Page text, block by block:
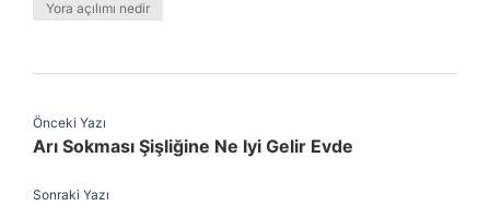
Yora açılımı nedir
Önceki Yazı
Arı Sokması Şişliğine Ne Iyi Gelir Evde
Sonraki Yazı